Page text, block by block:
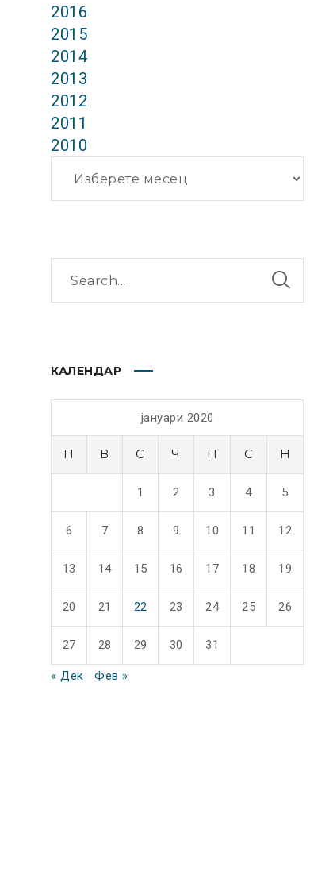
2016
2015
2014
2013
2012
2011
2010
КАЛЕНДАР
јануари 2020
П В С Ч П С Н
1 2 3 4 5
6 7 8 9 10 11 12
13 14 15 16 17 18 19
20 21 22 23 24 25 26
27 28 29 30 31
« Дек Фев »